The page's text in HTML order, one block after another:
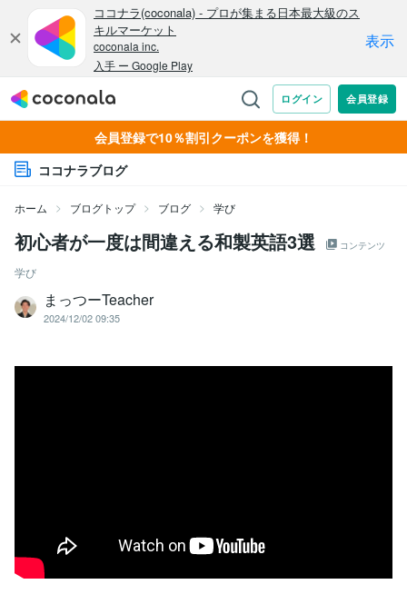
会員登録で10％割引クーポンを獲得！
ココナラブログ
ホーム ブログトップ ブログ 学び
初心者が一度は間違える和製英語3選 コンテンツ
学び
まっつーTeacher
2024/12/02 09:35